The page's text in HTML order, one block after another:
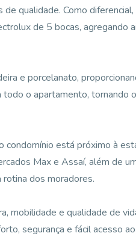
qualidade. Como
de 5 bocas, agregando
e porcelanato,
o apartamento, tornando
condomínio está próximo à
Max e Assaí, além de
rotina dos moradores.
mobilidade e qualidade de
segurança e fácil acesso